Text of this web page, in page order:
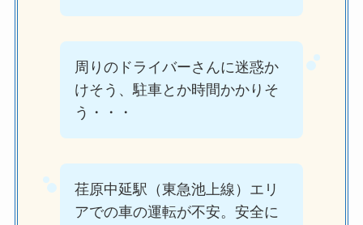
周りのドライバーさんに迷惑か
けそう、駐車とか時間かかりそ
う・・・
荏原中延駅（東急池上線）エリ
アでの車の運転が不安。安全に